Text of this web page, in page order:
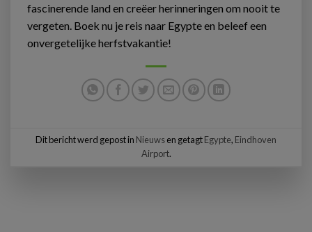
fascinerende land en creëer herinneringen om nooit te
vergeten. Boek nu je reis naar Egypte en beleef een
onvergetelijke herfstvakantie!
Dit bericht werd gepost in Nieuwsen getagtEgypte, Eindhoven
Airport.